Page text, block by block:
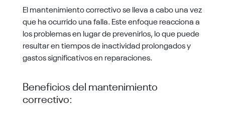
El mantenimiento correctivo se lleva a cabo una vez
que ha ocurrido una falla. Este enfoque reacciona a
los problemas en lugar de prevenirlos, lo que puede
resultar en tiempos de inactividad prolongados y
gastos significativos en reparaciones.
Beneficios del mantenimiento
correctivo: